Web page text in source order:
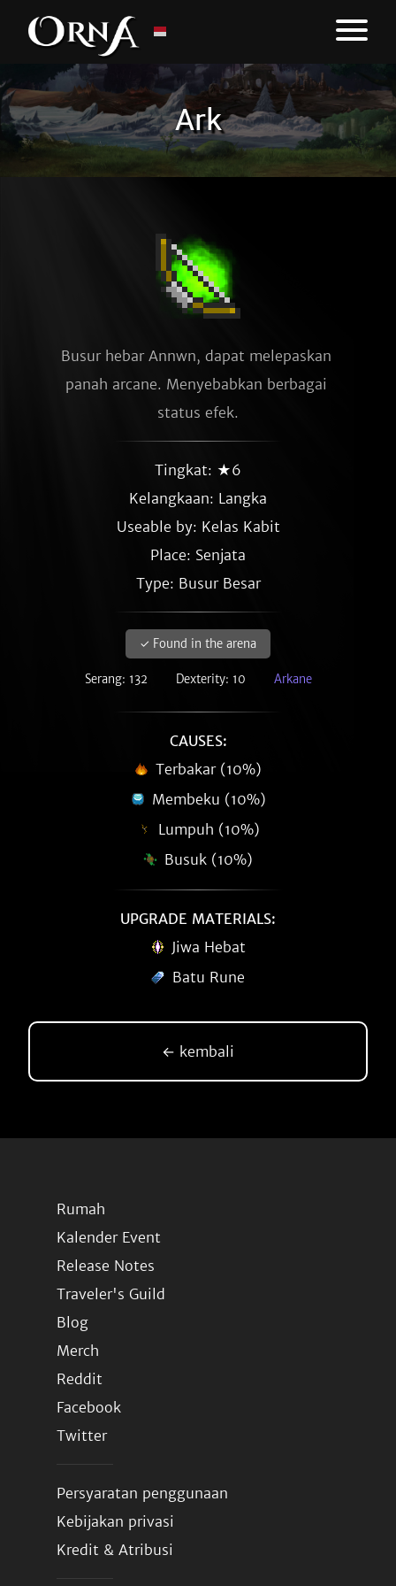
Ark
Busur hebar Annwn, dapat melepaskan
panah arcane. Menyebabkan berbagai
status efek.
Tingkat: ★6
Kelangkaan: Langka
Useable by: Kelas Kabit
Place: Senjata
Type: Busur Besar
✓ Found in the arena
Serang: 132 Dexterity: 10 Arkane
CAUSES:
Terbakar (10%)
Membeku (10%)
Lumpuh (10%)
Busuk (10%)
UPGRADE MATERIALS:
Jiwa Hebat
Batu Rune
← kembali
Rumah
Kalender Event
Release Notes
Traveler's Guild
Blog
Merch
Reddit
Facebook
Twitter
Persyaratan penggunaan
Kebijakan privasi
Kredit & Atribusi